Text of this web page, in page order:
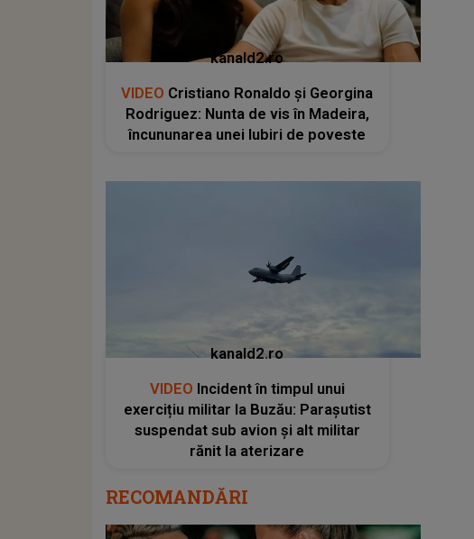
kanald2.ro
VIDEO Cristiano Ronaldo și Georgina
Rodriguez: Nunta de vis în Madeira,
încununarea unei Iubiri de poveste
kanald2.ro
VIDEO Incident în timpul unui
exercițiu militar la Buzău: Parașutist
suspendat sub avion și alt militar
rănit la aterizare
RECOMANDĂRI